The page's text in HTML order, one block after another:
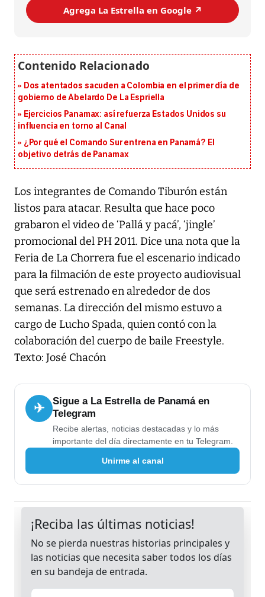
Agrega La Estrella en Google ↗️
Dos atentados sacuden a Colombia en el primer día de
gobierno de Abelardo De La Espriella
Ejercicios Panamax: así refuerza Estados Unidos su
influencia en torno al Canal
¿Por qué el Comando Sur entrena en Panamá? El
objetivo detrás de Panamax
Los integrantes de Comando Tiburón están
listos para atacar. Resulta que hace poco
grabaron el video de ‘Pallá y pacá’, ‘jingle’
promocional del PH 2011. Dice una nota que la
Feria de La Chorrera fue el escenario indicado
para la filmación de este proyecto audiovisual
que será estrenado en alrededor de dos
semanas. La dirección del mismo estuvo a
cargo de Lucho Spada, quien contó con la
colaboración del cuerpo de baile Freestyle.
Texto: José Chacón
✈
Sigue a La Estrella de Panamá en
Telegram
Recibe alertas, noticias destacadas y lo más
importante del día directamente en tu Telegram.
Unirme al canal